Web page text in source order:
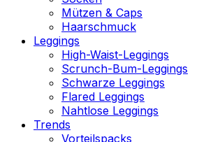
Mützen & Caps
Haarschmuck
Leggings
High-Waist-Leggings
Scrunch-Bum-Leggings
Schwarze Leggings
Flared Leggings
Nahtlose Leggings
Trends
Vorteilspacks